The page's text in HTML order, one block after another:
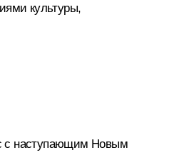
культуры,
с наступающим Новым